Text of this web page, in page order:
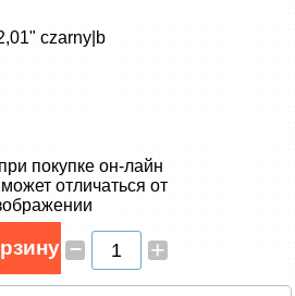
Outlet
czarny|b
покупке он-лайн
отличаться от
– +